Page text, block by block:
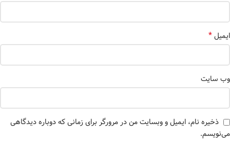
ایمیل*
وب‌ سایت
ذخیره نام، ایمیل و وبسایت من در مرورگر برای زمانی که دوباره دیدگاهی
می‌نویسم.